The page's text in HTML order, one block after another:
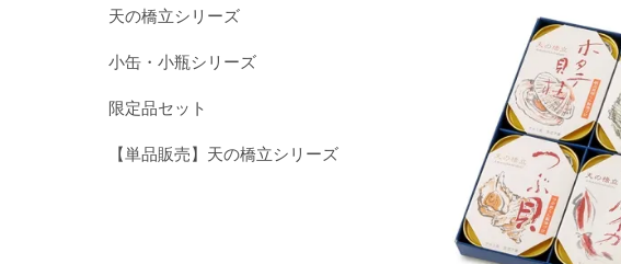
天の橋立シリーズ
小缶・小瓶シリーズ
限定品セット
【単品販売】天の橋立シリーズ